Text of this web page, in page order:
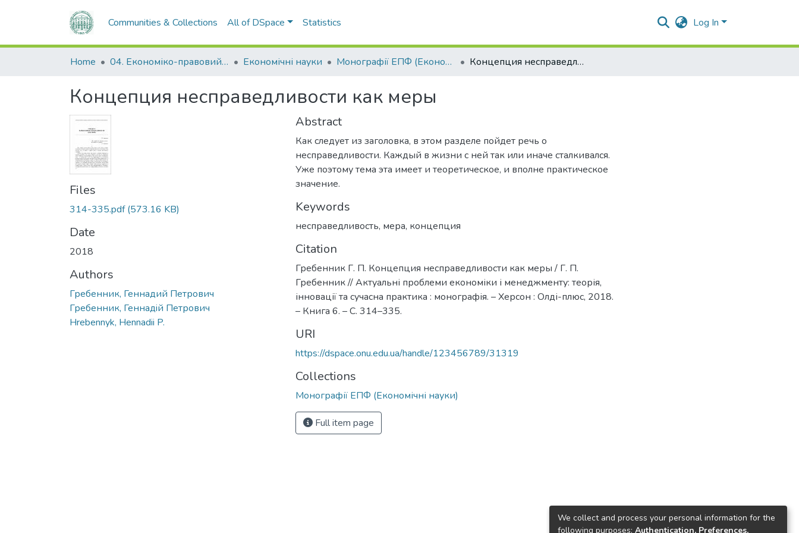
Communities & Collections All of DSpace Statistics Log In
Home 04. Економіко-правовий факультет Економічні науки Монографії ЕПФ (Економічні науки) Концепция несправедливости как меры
Концепция несправедливости как меры
Files
314-335.pdf(573.16 KB)
Date
2018
Authors
Гребенник, Геннадий Петрович
Гребенник, Геннадiй Петрович
Hrebennyk, Hennadii P.
Abstract
Как следует из заголовка, в этом разделе пойдет речь о
несправедливости. Каждый в жизни с ней так или иначе сталкивался.
Уже поэтому тема эта имеет и теоретическое, и вполне практическое
значение.
Keywords
несправедливость, мера, концепция
Citation
Гребенник Г. П. Концепция несправедливости как меры / Г. П.
Гребенник // Актуальні проблеми економіки і менеджменту: теорія,
інновації та сучасна практика : монографія. – Херсон : Олді-плюс, 2018.
– Книга 6. – С. 314–335.
URI
https://dspace.onu.edu.ua/handle/123456789/31319
Collections
Монографії ЕПФ (Економічні науки)
Full item page
We collect and process your personal information for the
following purposes: Authentication, Preferences,